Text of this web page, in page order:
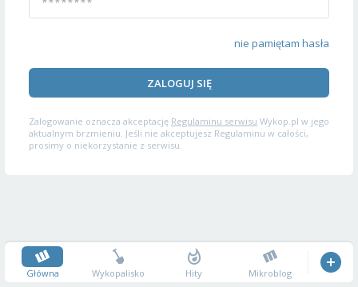
nie pamiętam hasła
ZALOGUJ SIĘ
Zalogowanie oznacza akceptację Regulaminu serwisu Wykop.pl w jego
aktualnym brzmieniu. Jeśli nie akceptujesz Regulaminu w całości,
prosimy o niekorzystanie z serwisu.
Główna Wykopalisko Hity Mikroblog